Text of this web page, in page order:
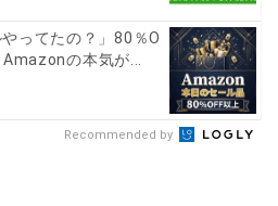
やってたの？」80％O
の本気が...
Recommended by